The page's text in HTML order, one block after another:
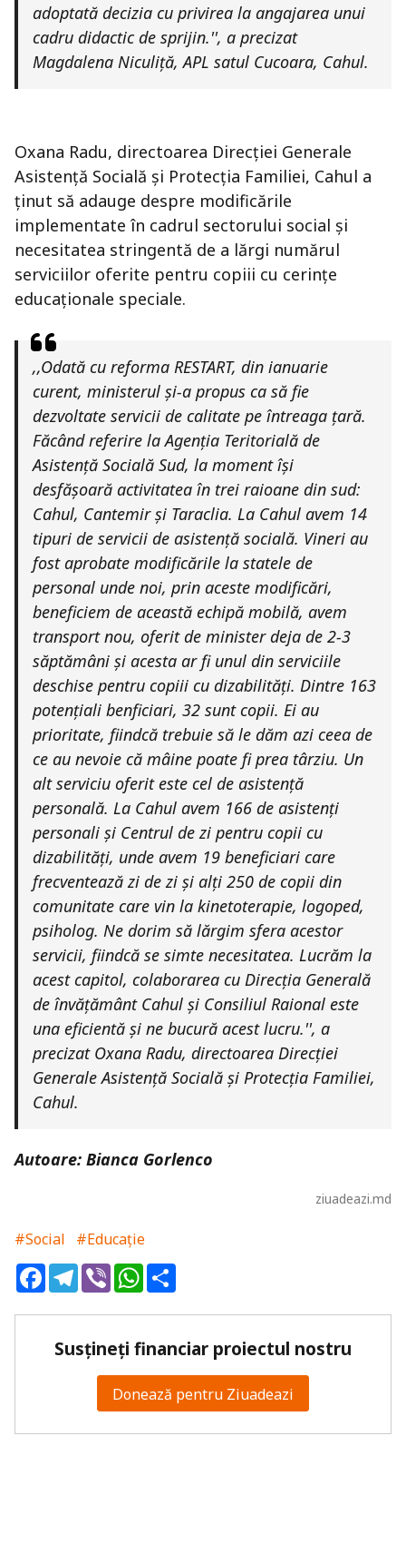
adoptată decizia cu privirea la angajarea unui
cadru didactic de sprijin.'', a precizat
Magdalena Niculiță, APL satul Cucoara, Cahul.
Oxana Radu, directoarea Direcției Generale
Asistență Socială și Protecția Familiei, Cahul a
ținut să adauge despre modificările
implementate în cadrul sectorului social și
necesitatea stringentă de a lărgi numărul
serviciilor oferite pentru copiii cu cerințe
educaționale speciale.
,,Odată cu reforma RESTART, din ianuarie
curent, ministerul și-a propus ca să fie
dezvoltate servicii de calitate pe întreaga țară.
Făcând referire la Agenția Teritorială de
Asistență Socială Sud, la moment își
desfășoară activitatea în trei raioane din sud:
Cahul, Cantemir și Taraclia. La Cahul avem 14
tipuri de servicii de asistență socială. Vineri au
fost aprobate modificările la statele de
personal unde noi, prin aceste modificări,
beneficiem de această echipă mobilă, avem
transport nou, oferit de minister deja de 2-3
săptămâni și acesta ar fi unul din serviciile
deschise pentru copiii cu dizabilități. Dintre 163
potențiali benficiari, 32 sunt copii. Ei au
prioritate, fiindcă trebuie să le dăm azi ceea de
ce au nevoie că mâine poate fi prea târziu. Un
alt serviciu oferit este cel de asistență
personală. La Cahul avem 166 de asistenți
personali și Centrul de zi pentru copii cu
dizabilități, unde avem 19 beneficiari care
frecventează zi de zi și alți 250 de copii din
comunitate care vin la kinetoterapie, logoped,
psiholog. Ne dorim să lărgim sfera acestor
servicii, fiindcă se simte necesitatea. Lucrăm la
acest capitol, colaborarea cu Direcția Generală
de învățământ Cahul și Consiliul Raional este
una eficientă și ne bucură acest lucru.'', a
precizat Oxana Radu, directoarea Direcției
Generale Asistență Socială și Protecția Familiei,
Cahul.
Autoare: Bianca Gorlenco
ziuadeazi.md
#Social
#Educație
FacebookTelegram
ViberWhatsApp
Susțineți financiar proiectul nostru
Donează pentru Ziuadeazi